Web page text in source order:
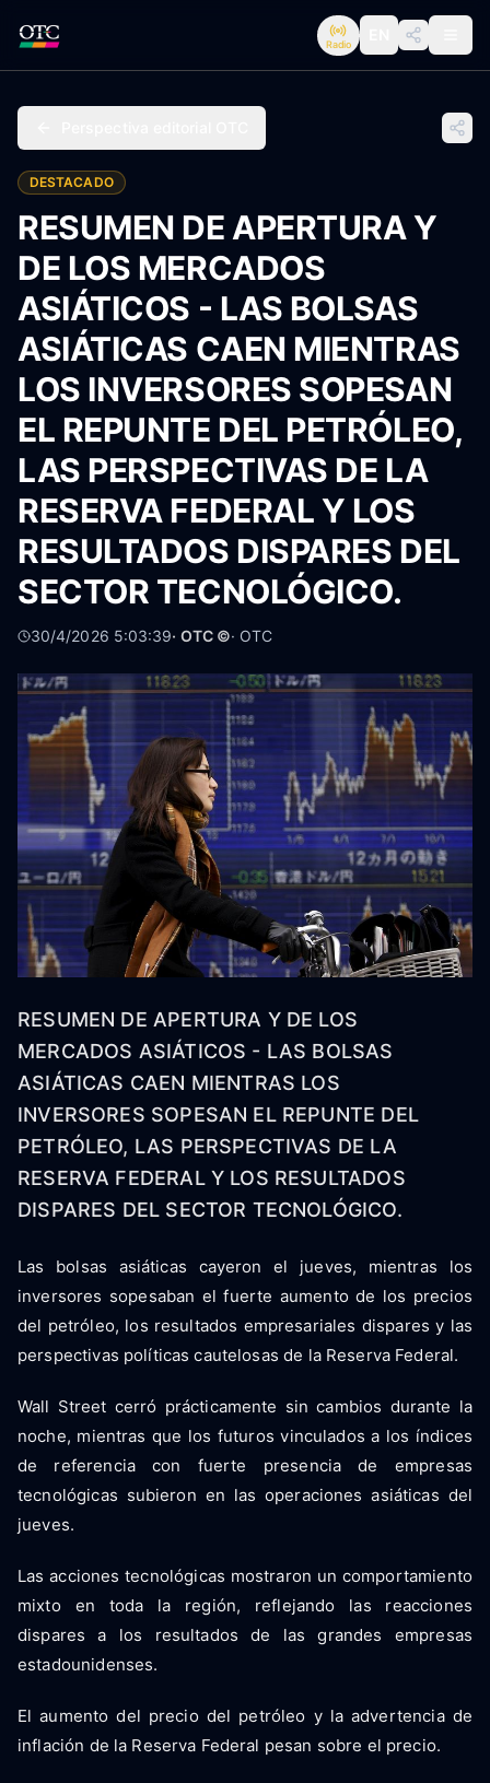
Radio
DESTACADO
RESUMEN DE APERTURA Y
DE LOS MERCADOS
ASIÁTICOS - LAS BOLSAS
ASIÁTICAS CAEN MIENTRAS
LOS INVERSORES SOPESAN
EL REPUNTE DEL PETRÓLEO,
LAS PERSPECTIVAS DE LA
RESERVA FEDERAL Y LOS
RESULTADOS DISPARES DEL
SECTOR TECNOLÓGICO.
30/4/2026 5:03:39· OTC ©· OTC
RESUMEN DE APERTURA Y DE LOS
MERCADOS ASIÁTICOS - LAS BOLSAS
ASIÁTICAS CAEN MIENTRAS LOS
INVERSORES SOPESAN EL REPUNTE DEL
PETRÓLEO, LAS PERSPECTIVAS DE LA
RESERVA FEDERAL Y LOS RESULTADOS
DISPARES DEL SECTOR TECNOLÓGICO.
Las bolsas asiáticas cayeron el jueves, mientras los
inversores sopesaban el fuerte aumento de los precios
del petróleo, los resultados empresariales dispares y las
perspectivas políticas cautelosas de la Reserva Federal.
Wall Street cerró prácticamente sin cambios durante la
noche, mientras que los futuros vinculados a los índices
de referencia con fuerte presencia de empresas
tecnológicas subieron en las operaciones asiáticas del
jueves.
Las acciones tecnológicas mostraron un comportamiento
mixto en toda la región, reflejando las reacciones
dispares a los resultados de las grandes empresas
estadounidenses.
El aumento del precio del petróleo y la advertencia de
inflación de la Reserva Federal pesan sobre el precio.